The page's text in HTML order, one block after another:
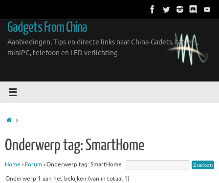
inhoud
Gadgets From China
Aanbiedingen, Tips en directe links naar China-Gadets, tablets,
miniPC, telefoon en LED verlichting
Home
Onderwerp tag: SmartHome
Home › Forum›Onderwerp tag: SmartHome
Onderwerp 1 aan het bekijken (van in totaal 1)